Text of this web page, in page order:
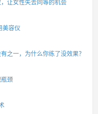
让女性失去同等的机会
美容仪
之一，为什么你练了没效果？
颈